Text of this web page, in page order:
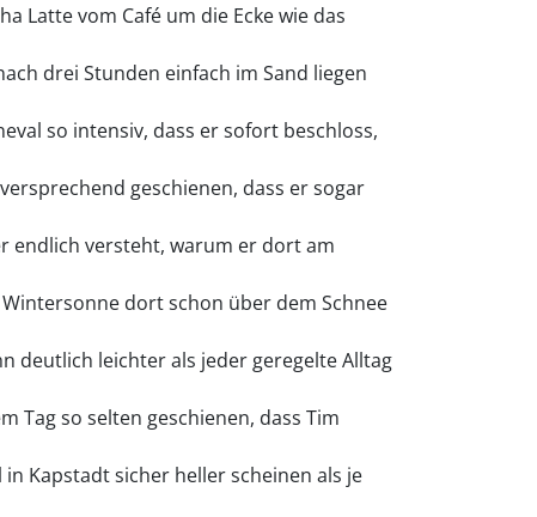
Latte vom Café um die Ecke wie das
drei Stunden einfach im Sand liegen
so intensiv, dass er sofort beschloss,
geschienen, dass er sogar
endlich versteht, warum er dort am
dort schon über dem Schnee
deutlich leichter als jeder geregelte Alltag
Tag so selten geschienen, dass Tim
Kapstadt sicher heller scheinen als je